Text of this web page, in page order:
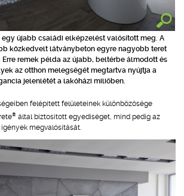
egy újabb családi elképzelést valósított meg. A
közkedvelt látványbeton egyre nagyobb teret
Erre remek példa az újabb, beltérbe álmodott és
az otthon melegségét megtartva nyújtja a
jelenlétét a lakóházi miliőben.
felépített felületeinek különbözősége
® által biztosított egyediséget, mind pedig az
megvalósítását.